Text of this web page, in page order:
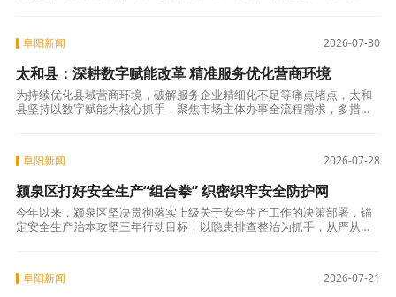
2026-07-30
阜阳新闻
太和县：深耕数字赋能改革 精准服务优化营商环境
为持续优化县域营商环境，破解服务企业精细化不足等痛点堵点，太和
县坚持以数字赋能为核心抓手，聚焦市场主体办事全流程需求，多措并
2026-07-28
阜阳新闻
颍泉区打好安全生产“组合拳” 织密织牢安全防护网
今年以来，颍泉区坚决贯彻落实上级关于安全生产工作的决策部署，锚
定安全生产治本攻坚三年行动目标，以隐患排查整治为抓手，从严从细
2026-07-21
阜阳新闻